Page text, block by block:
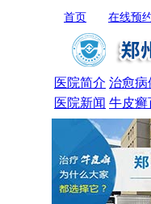
首页 在线预
医院简介 治愈病
医院新闻 牛皮癣